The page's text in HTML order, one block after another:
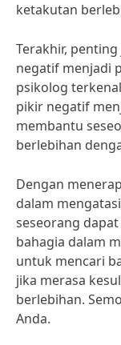
ketakutan
Terakhir,
negatif menjadi
psikolog
pikir negatif
membantu
berlebihan
Dengan
dalam
seseorang
bahagia dalam
untuk mencari
jika merasa
berlebihan.
Anda.